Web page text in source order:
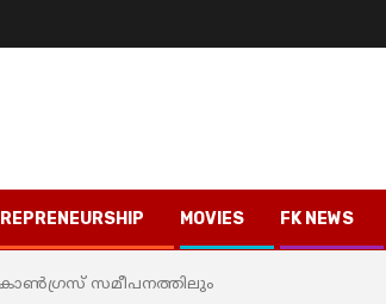
MOVIES FK NEWS
സമീപനത്തിലും